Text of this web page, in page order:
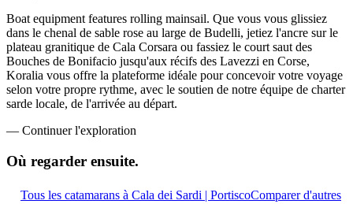
Boat equipment features rolling mainsail. Que vous vous glissiez
dans le chenal de sable rose au large de Budelli, jetiez l'ancre sur le
plateau granitique de Cala Corsara ou fassiez le court saut des
Bouches de Bonifacio jusqu'aux récifs des Lavezzi en Corse,
Koralia vous offre la plateforme idéale pour concevoir votre voyage
selon votre propre rythme, avec le soutien de notre équipe de charter
sarde locale, de l'arrivée au départ.
— Continuer l'exploration
Où regarder ensuite.
Tous les catamarans à Cala dei Sardi | PortiscoComparer d'autres